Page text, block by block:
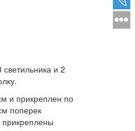
и 2
и прикреплен по
поперек